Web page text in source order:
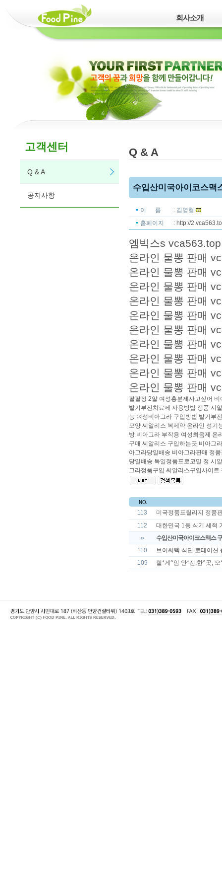
회사소개
고객센터
Q & A
공지사항
Q & A
수입산미국아이코스맥
이 름
: 김영형
홈페이지
: http://
엠빅스s vca563.top
온라인 물뽕 판매
온라인 물뽕 판매
온라인 물뽕 판매
온라인 물뽕 판매
온라인 물뽕 판매
온라인 물뽕 판매
온라인 물뽕 판매
온라인 물뽕 판매
온라인 물뽕 판매
온라인 물뽕 판매
팔팔정 2알 여성흥분제사고싶어 비
발기부전치료제 사용방법 정품 시
능 여성비아그라 구입방법 발기부
모양 씨알리스 복제약 온라인 성기
방 비아그라 부작용 여성최음제 온
구매 씨알리스 구입하는곳 비아그
아그라당일배송 비아그라판매 정
당일배송 독일정품프로코밀 정 시
그라정품구입 씨알리스구입사이트
113
미국정품프릴리지 정품
112
대한민국 1등 식기 세척
»
수입산미국아이코스맥스
110
브이씨텍 식단 로테이션
109
릴*게^임 안*전.한^곳,